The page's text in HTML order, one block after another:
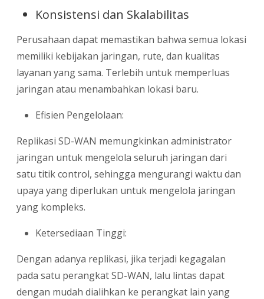
Konsistensi dan Skalabilitas
Perusahaan dapat memastikan bahwa semua lokasi
memiliki kebijakan jaringan, rute, dan kualitas
layanan yang sama. Terlebih untuk memperluas
jaringan atau menambahkan lokasi baru.
Efisien Pengelolaan:
Replikasi SD-WAN memungkinkan administrator
jaringan untuk mengelola seluruh jaringan dari
satu titik control, sehingga mengurangi waktu dan
upaya yang diperlukan untuk mengelola jaringan
yang kompleks.
Ketersediaan Tinggi:
Dengan adanya replikasi, jika terjadi kegagalan
pada satu perangkat SD-WAN, lalu lintas dapat
dengan mudah dialihkan ke perangkat lain yang